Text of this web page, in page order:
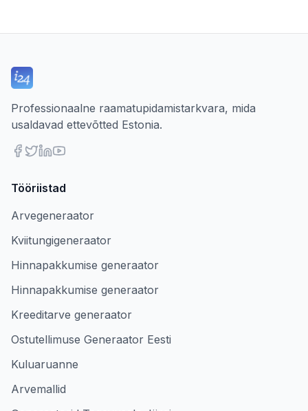
Professionaalne raamatupidamistarkvara, mida
usaldavad ettevõtted Estonia.
Tööriistad
Arvegeneraator
Kviitungigeneraator
Hinnapakkumise generaator
Hinnapakkumise generaator
Kreeditarve generaator
Ostutellimuse Generaator Eesti
Kuluaruanne
Arvemallid